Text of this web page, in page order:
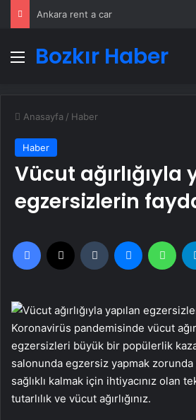
Ankara rent a car
Menü
Bozkır Haber
Anasayfa / Haber
Haber
Vücut ağırlığıyla
egzersizlerin
Facebook Tumblr Messenger
Koronavirüs pandemisinde vücut
egzersizleri büyük bir popülerlik
salonunda egzersiz yapmak
sağlıklı kalmak için ihtiyacınız olan
tutarlılık ve vücut ağırlığınız.